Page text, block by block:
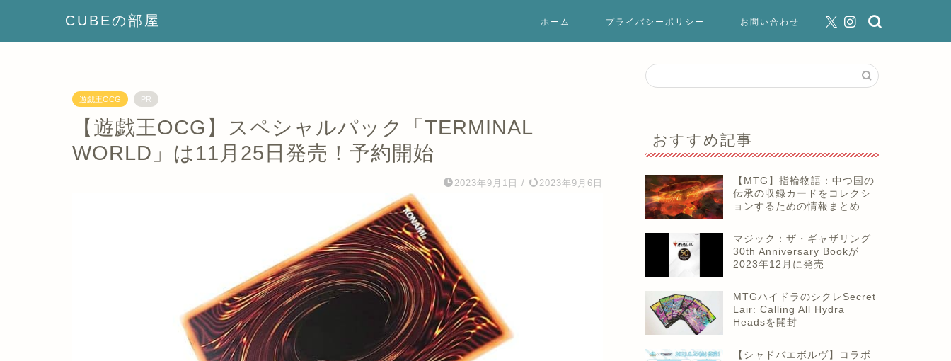
CUBEの部屋 ホーム プライバシーポリシー お問い合わせ
遊戯王OCG PR
【遊戯王OCG】スペシャルパック「TERMINAL
WORLD」は11月25日発売！予約開始
2023年9月1日 / 2023年9月6日
おすすめ記事
【MTG】指輪物語：中つ国の
伝承の収録カードをコレクシ
ョンするための情報まとめ
マジック：ザ・ギャザリング
30th Anniversary Bookが
2023年12月に発売
MTGハイドラのシクレSecret
Lair: Calling All Hydra
Headsを開封
【シャドバエボルヴ】コラボ